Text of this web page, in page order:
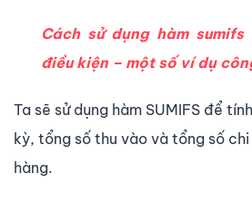
Cách sử dụng hàm
điều kiện – một số ví dụ
Ta sẽ sử dụng hàm SUMIFS để
kỳ, tổng số thu vào và tổng số
hàng.